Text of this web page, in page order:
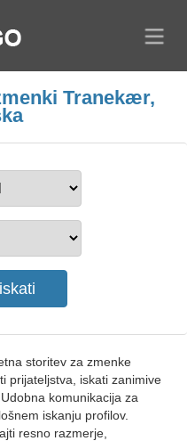
Tranekær,
storitev za zmenke
prijateljstva, iskati zanimive
komunikacija za
iskanju profilov.
resno razmerje,